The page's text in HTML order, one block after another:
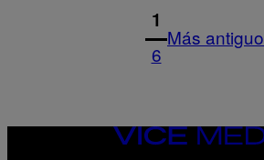
1
6
Más antiguo
VICE